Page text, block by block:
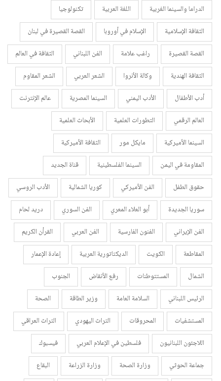
الدراما والسينما الغربية
اللغة العربية
تكنولوجيا
الثقافة الإسلامية
الإسلام في أوروبا
القصة القصيرة في لبنان
القصة القصيرة
راغب علامة الفن اللبناني
الثقافة في العالم
الثقافة الهندية
وكالة الأنروا الشعر العربي
الشعر المقاوم
أدب الأطفال
الأدب اليمني السينما المصرية
عالم الإنترنت
العالم الرقمي
التطورات العلمية
الأبحاث العلمية
السينما الأميركية
مايكل مور
الثقافة الأميركية
المقاومة في اليمن
السينما الفلسطينية
قناة الجديد
حقوق الطفل
الفن الأميركي كوريا الشمالية
الأدب الروسي
سوريا الجديدة
أبو العلاء المعري الفن السوري
دريد لحام
الفن الإيراني
الفنون الفارسية الفن العربي
القرأن الكريم
المقاطعة
الكويت الديكتاتورية العربية
إعادة الإعمار
الشمال
المستتوطنات رفع الأنقاض
الجنوب
الرئيس اللبناني
السلامة العامة وزير الطاقة
الصحة
المستشفيات
المحروقات التراث اليهودي
التراث العراقي
اللاجئون اللبنانيون
فلسطين في الإعلام العربي
فيسبوك
جماعة الحوثي
وزارة الصحة وزارة الزراعة البقاع